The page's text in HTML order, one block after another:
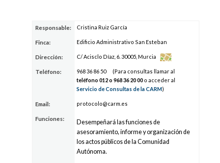
Responsable: Cristina Ruiz García
Finca: Edificio Administrativo San Esteban
Dirección: C/ Acisclo Díaz, 6. 30005, Murcia
Teléfono: 968 36 86 50
(Para consultas llamar al
teléfono 012 o 96836 20 00 o acceder al
Servicio de Consultas de la CARM)
Email: protocolo@carm.es
Funciones:
Desempeñará las funciones de
asesoramiento, informe y organización de
los actos públicos de la Comunidad
Autónoma.